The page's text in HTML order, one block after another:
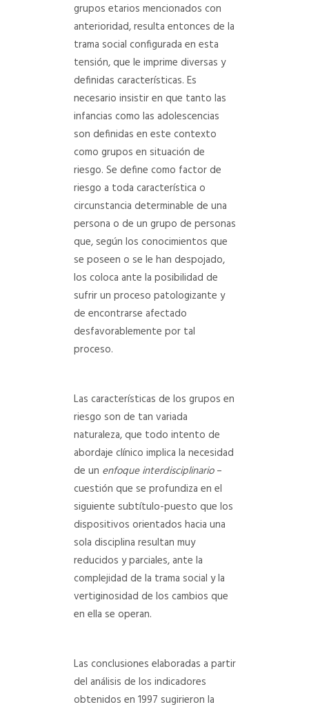
grupos etarios mencionados con
anterioridad, resulta entonces de la
trama social configurada en esta
tensión, que le imprime diversas y
definidas características. Es
necesario insistir en que tanto las
infancias como las adolescencias
son definidas en este contexto
como grupos en situación de
riesgo. Se define como factor de
riesgo a toda característica o
circunstancia determinable de una
persona o de un grupo de personas
que, según los conocimientos que
se poseen o se le han despojado,
los coloca ante la posibilidad de
sufrir un proceso patologizante y
de encontrarse afectado
desfavorablemente por tal
proceso.
Las características de los grupos en
riesgo son de tan variada
naturaleza, que todo intento de
abordaje clínico implica la necesidad
de un enfoque interdisciplinario–
cuestión que se profundiza en el
siguiente subtítulo-puesto que los
dispositivos orientados hacia una
sola disciplina resultan muy
reducidos y parciales, ante la
complejidad de la trama social y la
vertiginosidad de los cambios que
en ella se operan.
Las conclusiones elaboradas a partir
del análisis de los indicadores
obtenidos en 1997 sugirieron la